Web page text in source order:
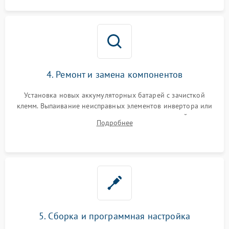
4. Ремонт и замена компонентов
Установка новых аккумуляторных батарей с зачисткой
клемм. Выпаивание неисправных элементов инвертора или
цепи зарядки и монтаж новых радиодеталей.
Восстановление поврежденных токоведущих дорожек и
Подробнее
5. Сборка и программная настройка